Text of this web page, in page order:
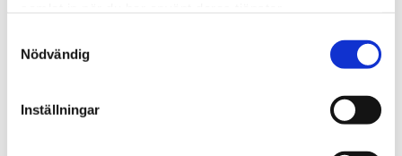
Nödvändig
Inställningar
Nu inleder Bönetåget sin
nordligaste Norrland